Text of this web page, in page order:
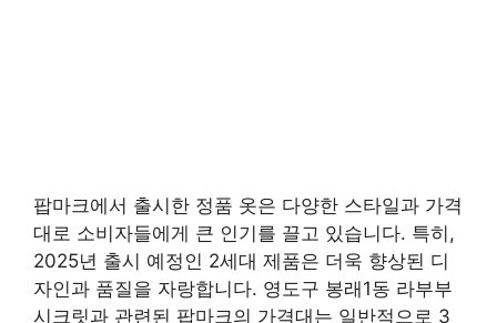
팝마크에서 출시한 정품 옷은 다양한 스타일과 가격
대로 소비자들에게 큰 인기를 끌고 있습니다. 특히,
2025년 출시 예정인 2세대 제품은 더욱 향상된 디
자인과 품질을 자랑합니다. 영도구 봉래1동 라부부
시크릿과 관련된 팝마크의 가격대는 일반적으로 3